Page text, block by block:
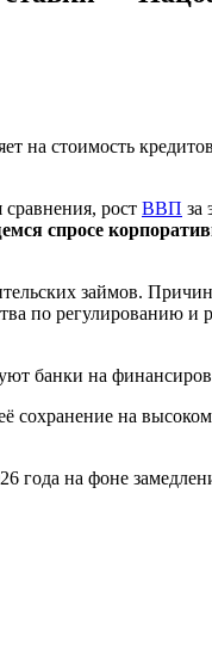
на стоимость
рост ВВП за
спросе
займов.
по регулированию и
банки на
на
года на фоне